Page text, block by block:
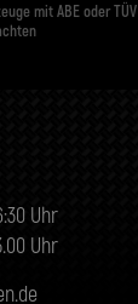
mit ABE oder TÜV
Uhr
Uhr